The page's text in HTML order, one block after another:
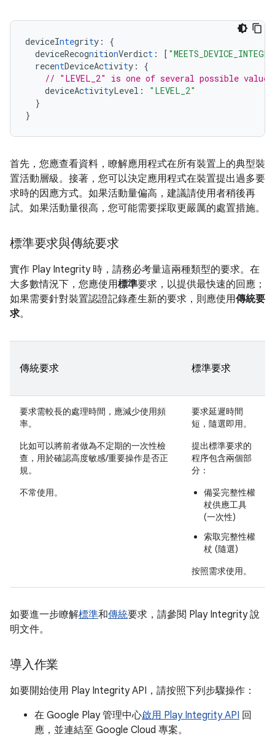
deviceIntegrity :
{
deviceRecognitionVerdict : [
recentDeviceActivity :
{
// "LEVEL_2" is one of several possible
deviceActivityLevel :
"LEVEL_2"
}
}
首先，您應查看資料，瞭解應用程式在所有裝置上的典型裝
置活動層級。接著，您可以決定應用程式在裝置提出過多要
求時的因應方式。如果活動量偏高，建議請使用者稍後再
試。如果活動量很高，您可能需要採取更嚴厲的處置措施。
標準要求與傳統要求
實作 Play Integrity 時，請務必考量這兩種類型的要求。在
大多數情況下，您應使用標準要求，以提供最快速的回應；
如果需要針對裝置認證記錄產生新的要求，則應使用傳統要
求。
傳統要求 標準要求
要求需較長的處理時間，應減少使用頻
率。
比如可以將前者做為不定期的一次性檢
查，用於確認高度敏感/重要操作是否正
規。
不常使用。
要求延遲時間
短，隨選即用。
提出標準要求的
程序包含兩個部
分：
備妥完整性權
杖供應工具
(一次性)
索取完整性權
杖 (隨選)
按照需求使用。
如要進一步瞭解標準和傳統要求，請參閱 Play Integrity 說
明文件。
導入作業
如要開始使用 Play Integrity API，請按照下列步驟操作：
在 Google Play 管理中心啟用 Play Integrity API 回
應，並連結至 Google Cloud 專案。